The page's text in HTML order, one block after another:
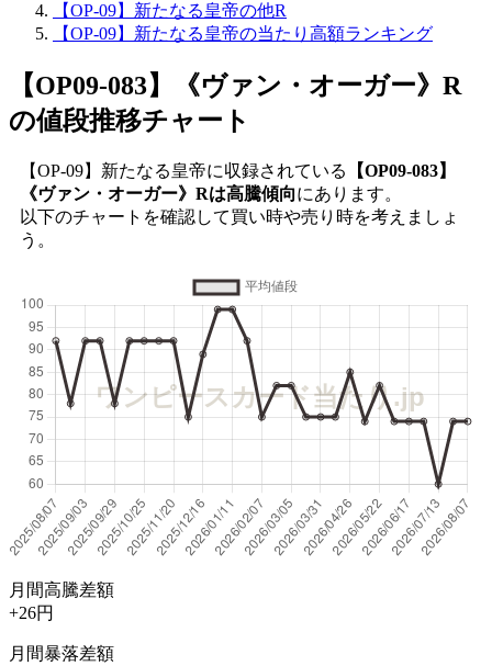
【OP-09】新たなる皇帝の他R
【OP-09】新たなる皇帝の当たり高額ランキング
【OP09-083】《ヴァン・オーガー》R
の値段推移チャート
【OP-09】新たなる皇帝に収録されている
【OP09-083】
《ヴァン・オーガー》Rは高騰傾向にあります。
以下のチャートを確認して買い時や売り時を考えましょ
う。
月間高騰差額
+26円
月間暴落差額